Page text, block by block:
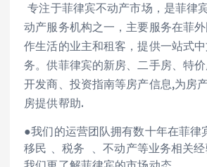
专注于菲律宾不动产市场，是菲律
动产服务机构之一，主要服务在菲
作生活的业主和租客，提供一站式
务。供菲律宾的新房、二手房、特价
开发商、投资指南等房产信息,为房
房提供帮助.
●我们的运营团队拥有数十年在菲律
移民 、税务 、不动产等业务相关经